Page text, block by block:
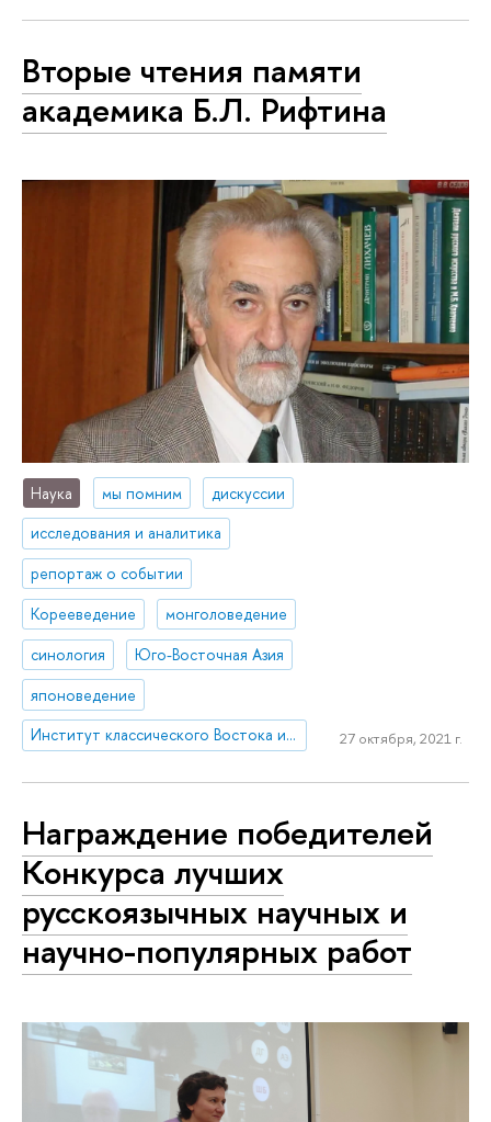
Вторые чтения памяти
академика Б.Л. Рифтина
Наука мы помним
дискуссии
исследования и аналитика
репортаж о событии
Корееведение
монголоведение
синология
Юго-Восточная Азия
японоведение
Институт классического Востока и античности
27 октября, 2021 г.
Награждение победителей
Конкурса лучших
русскоязычных научных и
научно-популярных работ